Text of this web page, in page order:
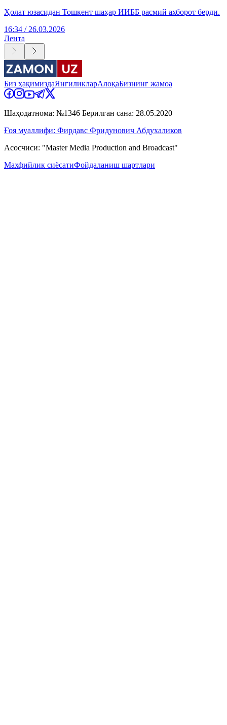
Ҳолат юзасидан Тошкент шаҳар ИИББ расмий ахборот берди.
16:34 / 26.03.2026
Лента
Биз ҳақимиздаЯнгиликларАлоқаБизнинг жамоа
Шаҳодатнома: №1346 Берилган сана: 28.05.2020
Ғоя муаллифи: Фирдавс Фридунович Абдухаликов
Асосчиси: "Master Media Production and Broadcast"
Махфийлик сиёсатиФойдаланиш шартлари